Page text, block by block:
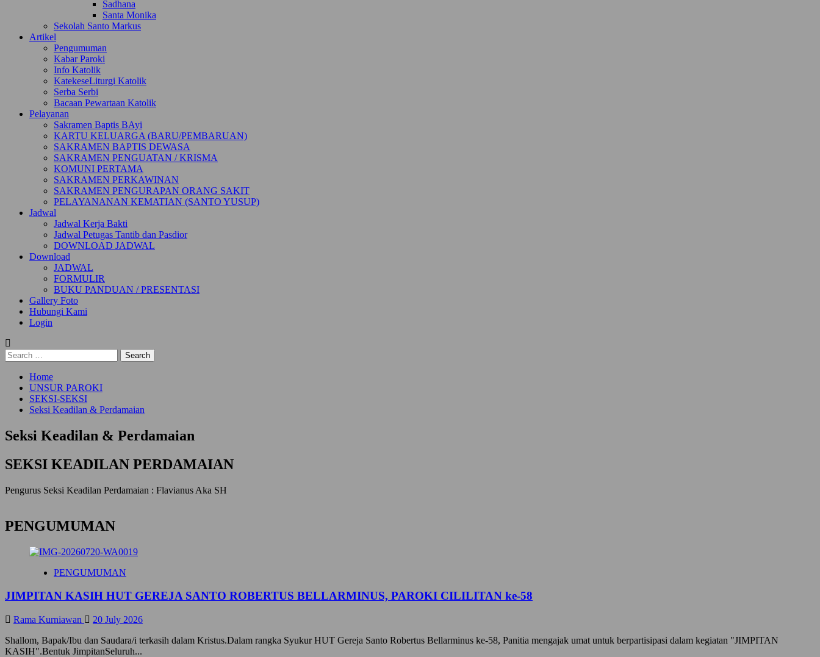
Sadhana
Santa Monika
Sekolah Santo Markus
Artikel
Pengumuman
Kabar Paroki
Info Katolik
KatekeseLiturgi Katolik
Serba Serbi
Bacaan Pewartaan Katolik
Pelayanan
Sakramen Baptis BAyi
KARTU KELUARGA (BARU/PEMBARUAN)
SAKRAMEN BAPTIS DEWASA
SAKRAMEN PENGUATAN / KRISMA
KOMUNI PERTAMA
SAKRAMEN PERKAWINAN
SAKRAMEN PENGURAPAN ORANG SAKIT
PELAYANANAN KEMATIAN (SANTO YUSUP)
Jadwal
Jadwal Kerja Bakti
Jadwal Petugas Tantib dan Pasdior
DOWNLOAD JADWAL
Download
JADWAL
FORMULIR
BUKU PANDUAN / PRESENTASI
Gallery Foto
Hubungi Kami
Login
Search
for:
Home
UNSUR PAROKI
SEKSI-SEKSI
Seksi Keadilan & Perdamaian
Seksi Keadilan & Perdamaian
SEKSI KEADILAN PERDAMAIAN
Pengurus Seksi Keadilan Perdamaian : Flavianus Aka SH
PENGUMUMAN
PENGUMUMAN
JIMPITAN KASIH HUT GEREJA SANTO ROBERTUS BELLARMINUS, PAROKI CILILITAN ke-58
Rama Kurniawan
20 July 2026
Shallom, Bapak/Ibu dan Saudara/i terkasih dalam Kristus.Dalam rangka Syukur HUT Gereja Santo Robertus Bellarminus ke-58, Panitia mengajak umat untuk berpartisipasi dalam kegiatan "JIMPITAN
KASIH".Bentuk JimpitanSeluruh...